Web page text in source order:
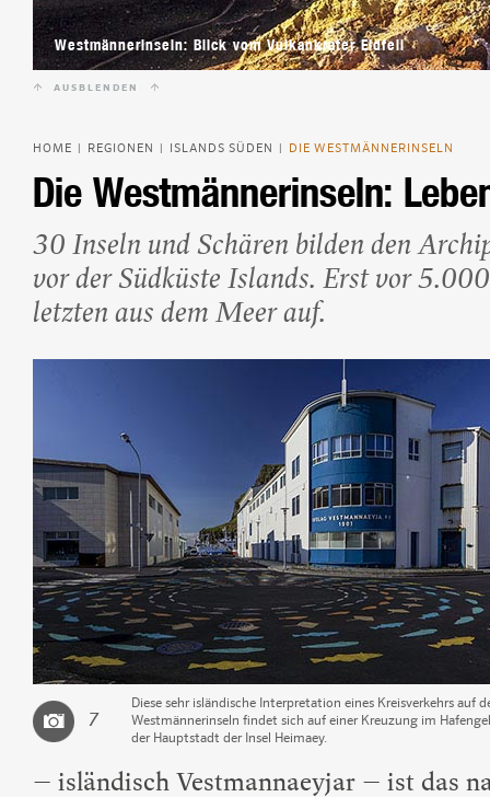
Camping auf Island
Island Urlaub
Westmännerinseln: Blick vom Vulkankrater Eldfell
AUSBLENDEN
HOME REGIONEN ISLANDS SÜDEN DIE WESTMÄNNERINSELN
Die Westmännerinseln:
30 Inseln und Schären bilden den
vor der Südküste Islands. Erst vor
letzten aus dem Meer auf.
7
Diese sehr isländische Interpretation eines Kreisverkehrs auf
Westmännerinseln findet sich auf einer Kreuzung im
der Hauptstadt der Insel Heimaey.
– isländisch Vestmannaeyjar – ist das